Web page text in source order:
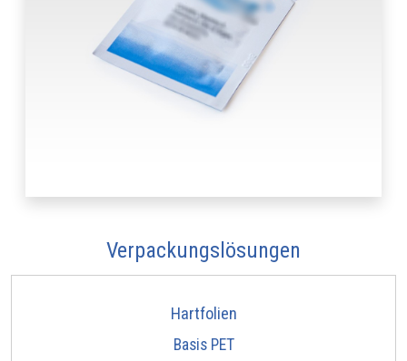
Verpackungslösungen
Hartfolien
Basis PET